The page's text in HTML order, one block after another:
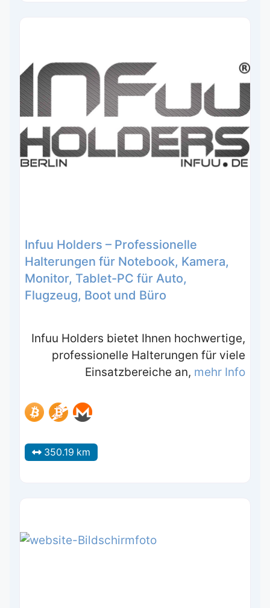
Infuu Holders – Professionelle
Halterungen für Notebook, Kamera,
Monitor, Tablet-PC für Auto,
Flugzeug, Boot und Büro
Infuu Holders bietet Ihnen hochwertige,
professionelle Halterungen für viele
Einsatzbereiche an, mehr Info
350.19 km